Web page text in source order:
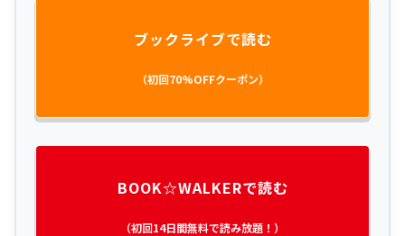
ブックライブで読む
（初回70%OFFクーポン）
BOOK☆WALKERで読む
（初回14日間無料で読み放題！）